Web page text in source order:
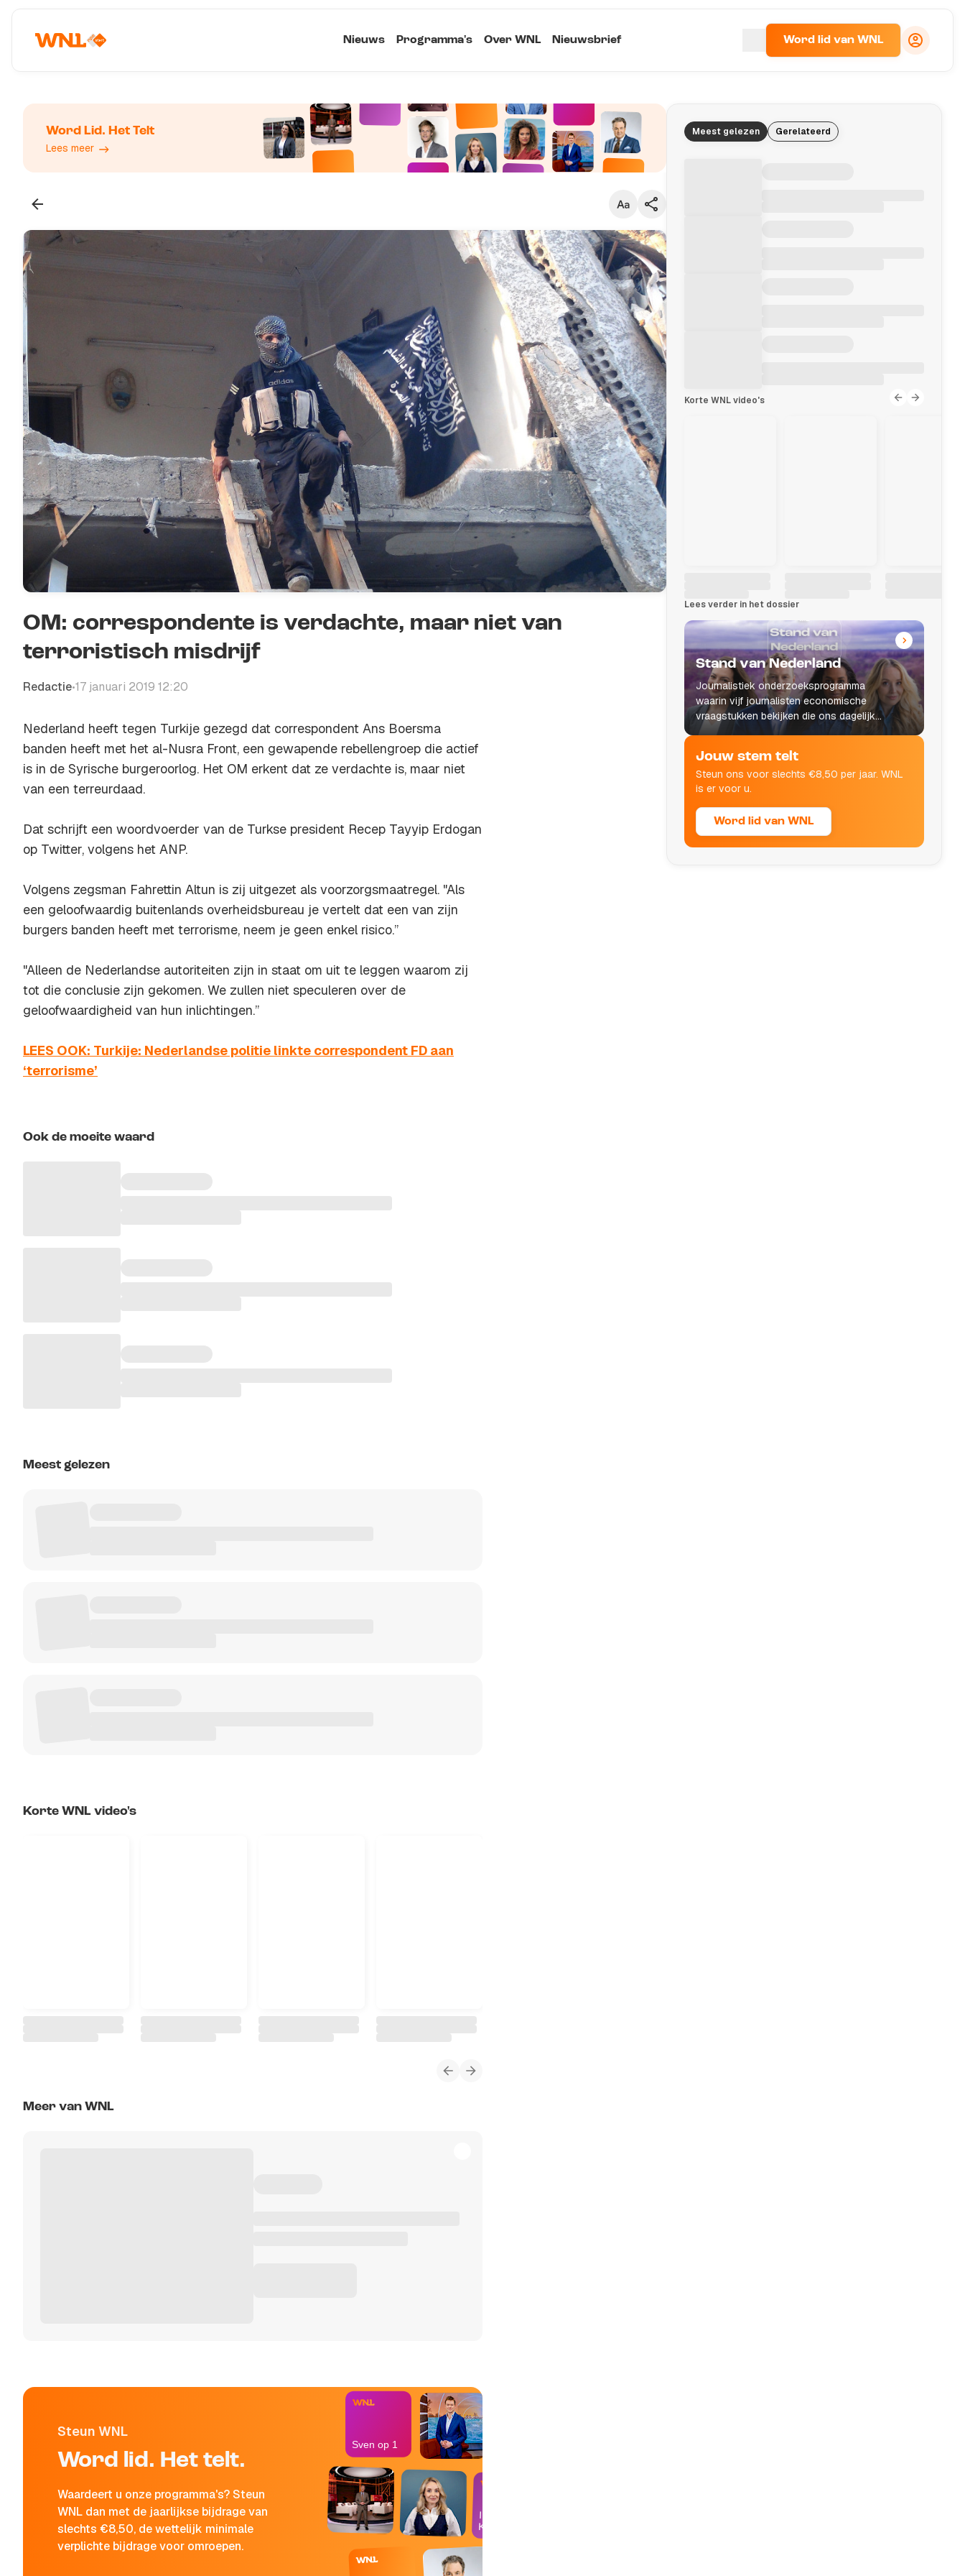
Nieuws Programma's Over WNL Nieuwsbrief Word lid van WNL
Word Lid. Het Telt
Lees meer
Klein
Standaard
Groot
Kopieer link
OM: correspondente is verdachte, maar niet van
terroristisch misdrijf
Redactie•17 januari 2019 12:20
Nederland heeft tegen Turkije gezegd dat correspondent Ans Boersma
banden heeft met het al-Nusra Front, een gewapende rebellengroep die actief
is in de Syrische burgeroorlog. Het OM erkent dat ze verdachte is, maar niet
van een terreurdaad.
Dat schrijft een woordvoerder van de Turkse president Recep Tayyip Erdogan
op Twitter, volgens het ANP.
Volgens zegsman Fahrettin Altun is zij uitgezet als voorzorgsmaatregel. "Als
een geloofwaardig buitenlands overheidsbureau je vertelt dat een van zijn
burgers banden heeft met terrorisme, neem je geen enkel risico.’’
"Alleen de Nederlandse autoriteiten zijn in staat om uit te leggen waarom zij
tot die conclusie zijn gekomen. We zullen niet speculeren over de
geloofwaardigheid van hun inlichtingen.’’
LEES OOK: Turkije: Nederlandse politie linkte correspondent FD aan
‘terrorisme’
Ook de moeite waard
Meest gelezen
Korte WNL video's
Meer van WNL
Steun WNL
Word lid. Het telt.
Waardeert u onze programma's? Steun
WNL dan met de jaarlijkse bijdrage van
slechts €8,50, de wettelijk minimale
verplichte bijdrage voor omroepen.
In de
Kantine
Sven op 1
Meest gelezen Gerelateerd
Korte WNL video's
Lees verder in het dossier
Stand van Nederland
Journalistiek onderzoeksprogramma
waarin vijf journalisten economische
vraagstukken bekijken die ons dagelijks
leven raken.
Jouw stem telt
Steun ons voor slechts €8,50 per jaar. WNL
is er voor u.
Word lid van WNL